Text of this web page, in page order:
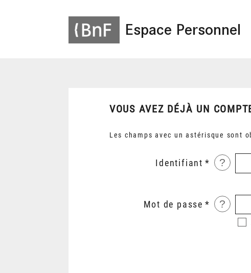
Espace Personnel
VOUS AVEZ DÉJÀ UN
Les champs avec un astérisque sont
Identifiant ?
Mot de passe ?